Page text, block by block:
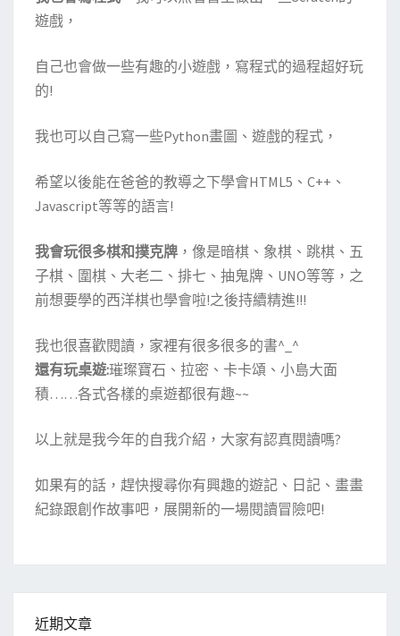
遊戲，
自己也會做一些有趣的小遊戲，寫程式的過程超好玩
的!
我也可以自己寫一些Python畫圖、遊戲的程式，
希望以後能在爸爸的教導之下學會HTML5、C++、
Javascript等等的語言!
我會玩很多棋和撲克牌 ，像是暗棋、象棋、跳棋、五
子棋、圍棋、大老二、排七、抽鬼牌、UNO等等，之
前想要學的西洋棋也學會啦!之後持續精進!!!
我也很喜歡閱讀，家裡有很多很多的書^_^
還有玩桌遊:璀璨寶石、拉密、卡卡頌、小島大面
積……各式各樣的桌遊都很有趣~~
以上就是我今年的自我介紹，大家有認真閱讀嗎?
如果有的話，趕快搜尋你有興趣的遊記、日記、畫畫
紀錄跟創作故事吧，展開新的一場閱讀冒險吧!
近期文章